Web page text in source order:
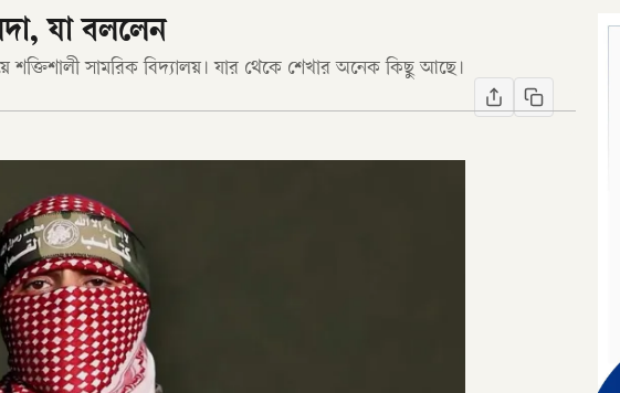
যা বললেন
শক্তিশালী সামরিক বিদ্যালয়। যার থেকে শেখার অনেক কিছু আছে।